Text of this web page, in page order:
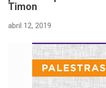
Timon
abril 12, 2019